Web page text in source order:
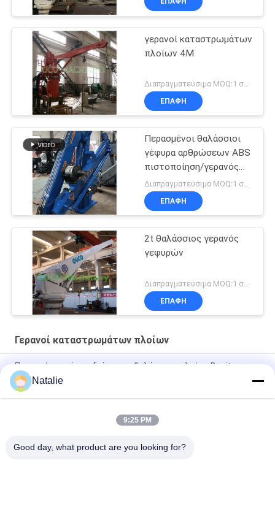
γερανοί καταστρωμάτων
πλοίων 4M
Διαπραγματεύσιμα MOQ:1 σύνολο
ΕΠΑΦΉ
Περασμένοι θαλάσσιοι
γέφυρα αρθρώσεων ABS
πιστοποίηση/γερανός
βραχιόνων
καταστρώματος
Διαπραγματεύσιμα MOQ:1 σύνολο
ΕΠΑΦΉ
2t θαλάσσιος γερανός
γεφυρών
ΕΠΑΦΉ
Γερανοί καταστρωμάτων πλοίων
Προηγμένο σκάφος διάσωσης θαλάσσιων πλοίων Davit
System A Frame
Σύστημα διάσωσης με ένα χέρι για σωσίβιες και σωσίβιες
Natalie
9:25 PM
Good day, what product are you looking for?